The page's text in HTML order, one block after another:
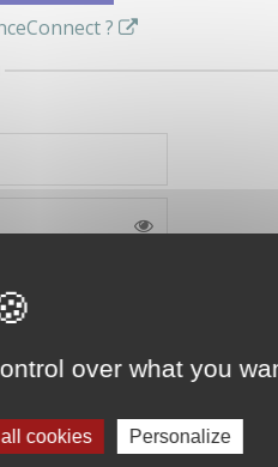
over what you
cookies Personalize
?
compte